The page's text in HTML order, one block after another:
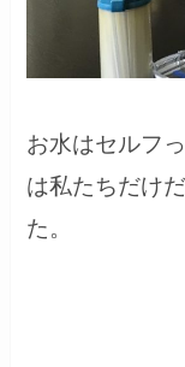
お水はセルフ
は私たちだけ
た。